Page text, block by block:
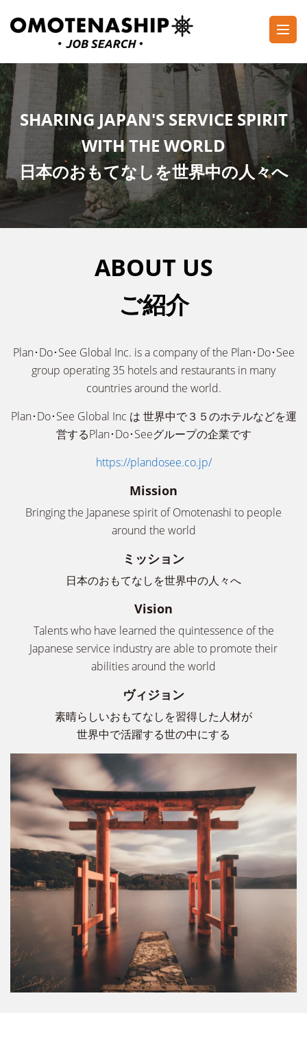
to
(Press
Enter)
SHARING JAPAN'S SERVICE SPIRIT
WITH THE WORLD
日本のおもてなしを世界中の人々へ
ABOUT US
ご紹介
Plan･Do･See Global Inc. is a company of the Plan･Do･See
group operating 35 hotels and restaurants in many
countries around the world.
Plan･Do･See Global Inc は 世界中で３５のホテルなどを運
営するPlan･Do･Seeグループの企業です
https://plandosee.co.jp/
Mission
Bringing the Japanese spirit of Omotenashi to people
around the world
ミッション
日本のおもてなしを世界中の人々へ
Vision
Talents who have learned the quintessence of the
Japanese service industry are able to promote their
abilities around the world
ヴィジョン
素晴らしいおもてなしを習得した人材が
世界中で活躍する世の中にする